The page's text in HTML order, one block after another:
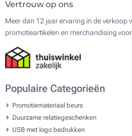
Vertrouw op ons
Meer dan 12 jaar ervaring in de verkoop
promotieartikelen en merchandising
Populaire Categorieën
Promotiemateriaal beurs
Duurzame relatiegeschenken
USB met logo bedrukken